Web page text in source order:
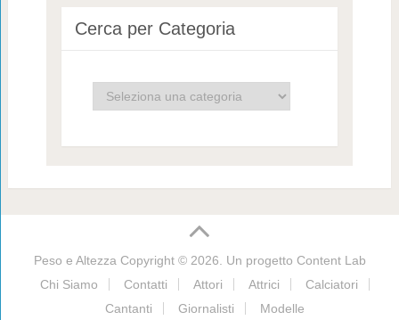
Cerca per Categoria
Cerca
per
Peso e Altezza Copyright © 2026. Un progetto Content Lab
Chi Siamo
Contatti Attori Attrici
Calciatori
Cantanti
Giornalisti Modelle